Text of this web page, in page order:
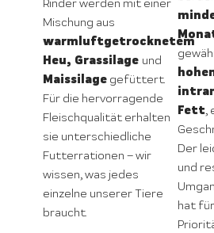
Rinder werden mit einer
Mischung aus
warmluftgetrocknetem
Heu, Grassilage und
Maissilagegefüttert.
Für die hervorragende
Fleischqualität erhalten
sie unterschiedliche
Futterrationen – wir
wissen, was jedes
einzelne unserer Tiere
braucht.
Fett,
Der
und
hat